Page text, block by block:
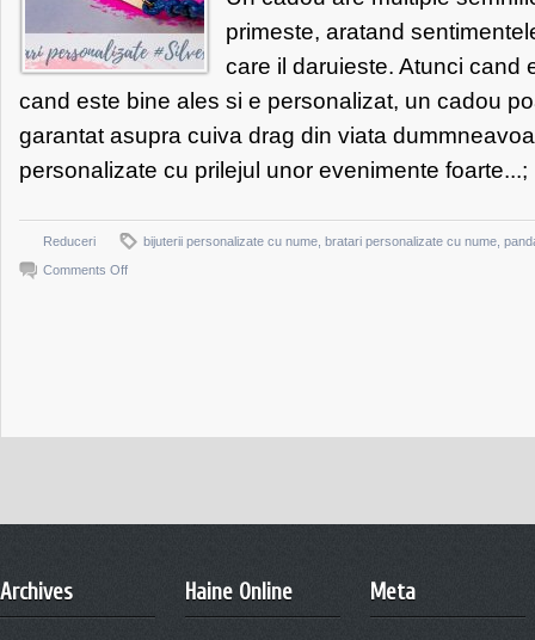
primeste, aratand
care il daruieste. Atunci cand
cand este bine ales si e personalizat, un cadou
garantat asupra cuiva drag din viata
personalizate cu prilejul unor evenimente foarte...;
Reduceri bijuterii personalizate cu nume bratari personalizate cu nume
Comments Offon
fi
Archives Haine Online Meta